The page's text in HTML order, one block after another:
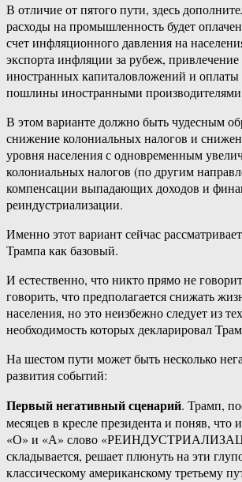
В отличие от пятого пути, здесь
расходы на промышленность будет
счет инфляционного давления на
экспорта инфляции за рубеж,
иностранных капиталовложений и
пошлины иностранными
В этом варианте должно быть чудесным
снижение колониальных налогов и
уровня населения с одновременным
колониальных налогов (по другим
компенсации выпадающих доходов и
реиндустриализации.
Именно этот вариант сейчас
Трампа как базовый.
И естественно, что никто прямо не
говорить, что предполагается снижать
населения, но это неизбежно следует из
необходимость которых декларировал
На шестом пути может быть несколько
развития событий:
Первый негативный сценарий. Трамп,
месяцев в кресле президента и поняв, что
«О» и «А» слово
складывается, решает плюнуть на эти
классическому американскому третьему